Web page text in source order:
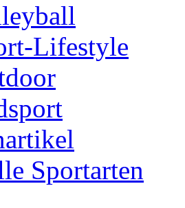
Lifestyle
Sportarten